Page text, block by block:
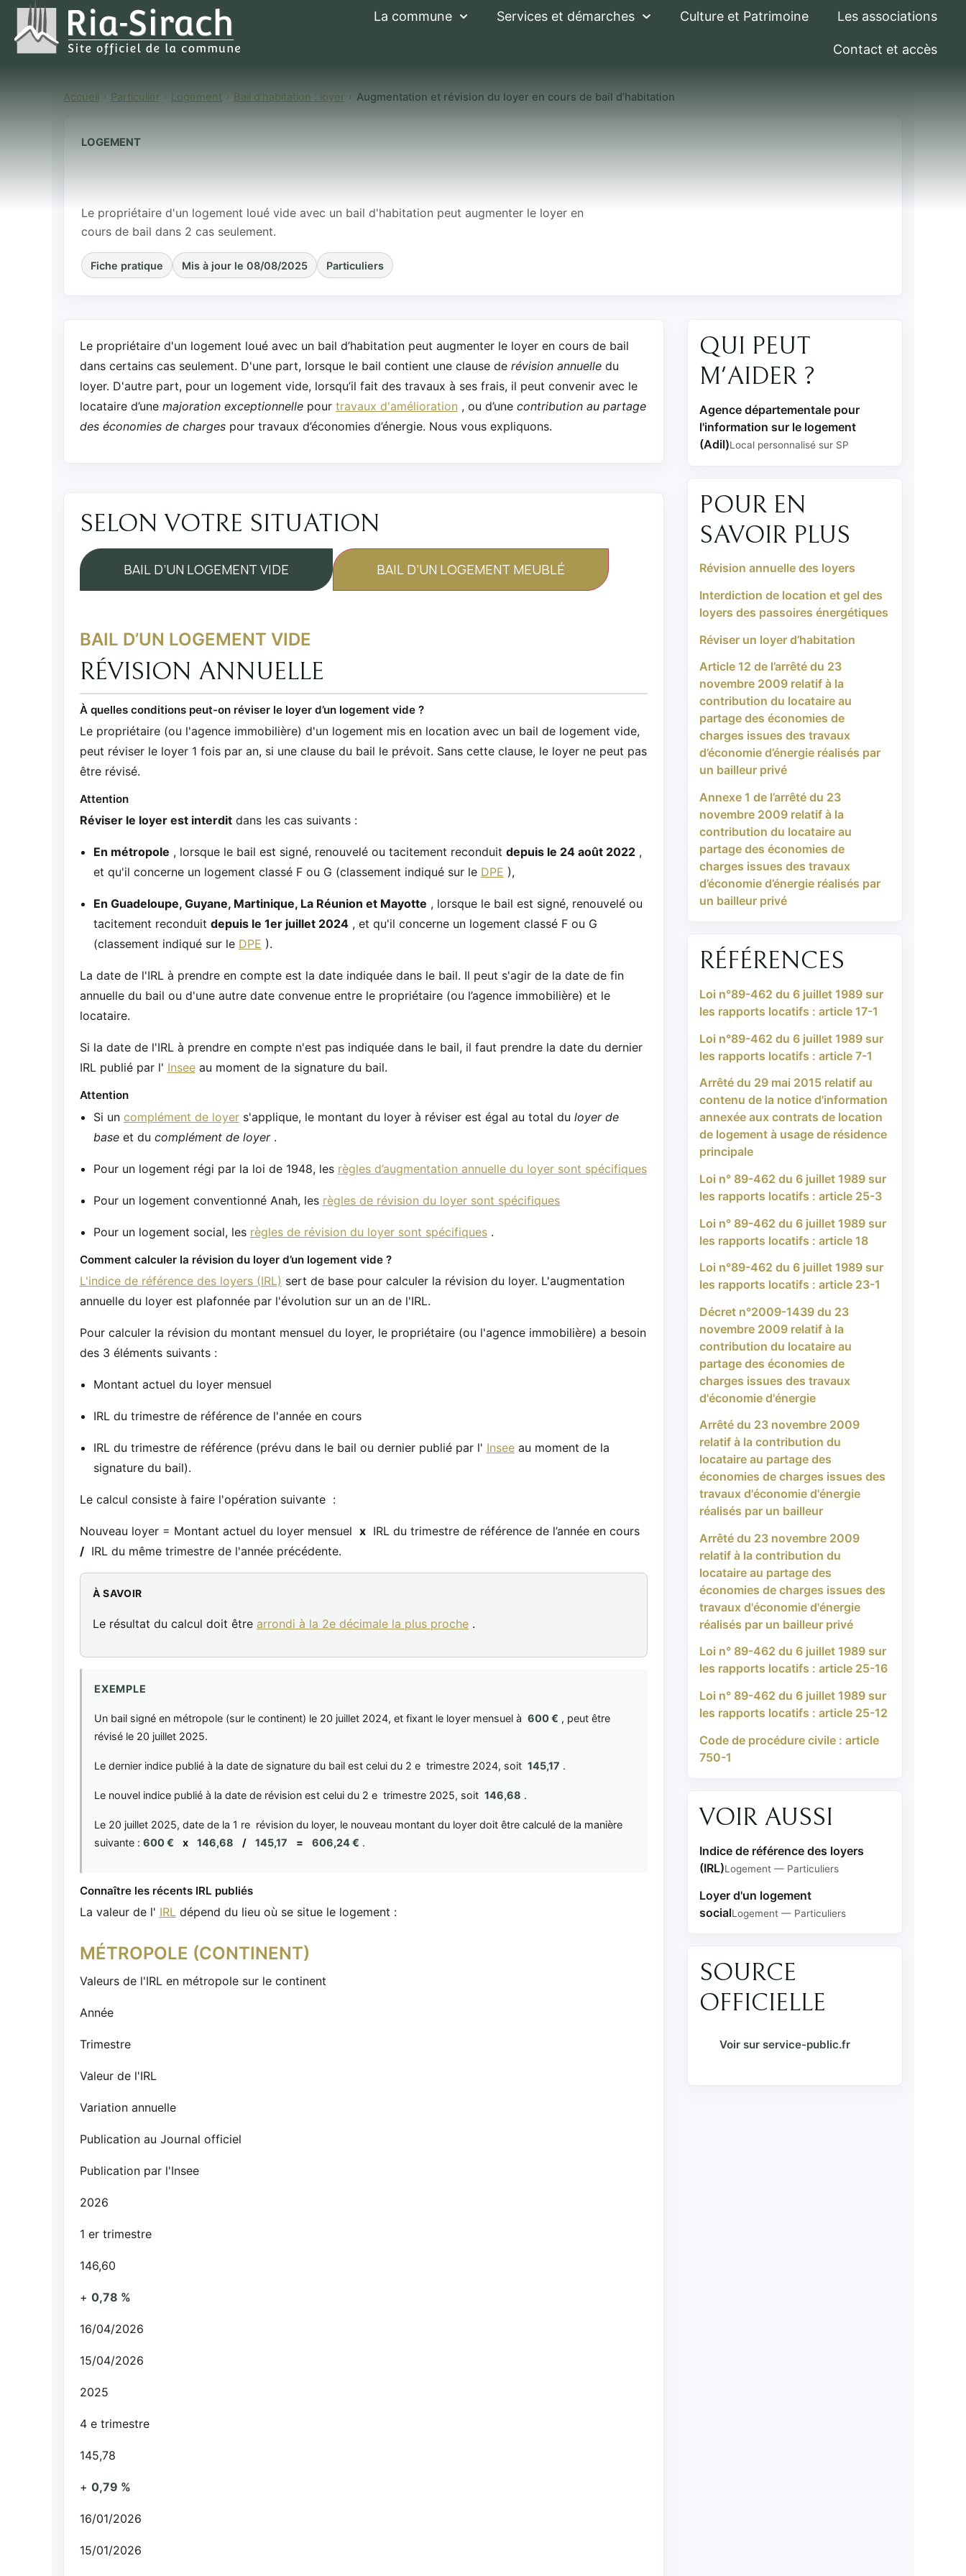
La commune Services et démarches Culture et Patrimoine Les associations
Contact et accès
Accueil Particulier Logement Bail d’habitation : loyer Augmentation et révision du loyer en cours de bail d’habitation
LOGEMENT
Augmentation et révision du loyer en cours de
bail d’habitation
Le propriétaire d'un logement loué vide avec un bail d'habitation peut augmenter le loyer en
cours de bail dans 2 cas seulement.
Fiche pratique Mis à jour le 08/08/2025 Particuliers
Le propriétaire d'un logement loué avec un bail d’habitation peut augmenter le loyer en cours de bail
dans certains cas seulement. D'une part, lorsque le bail contient une clause de révision annuelledu
loyer. D'autre part, pour un logement vide, lorsqu’il fait des travaux à ses frais, il peut convenir avec le
locataire d’une majoration exceptionnellepour travaux d'amélioration , ou d’une contribution au partage
des économies de chargespour travaux d’économies d’énergie. Nous vous expliquons.
SELON VOTRE SITUATION
BAIL D’UN LOGEMENT VIDE BAIL D’UN LOGEMENT MEUBLÉ
BAIL D’UN LOGEMENT VIDE
RÉVISION ANNUELLE
À quelles conditions peut-on réviser le loyer d’un logement vide ?
Le propriétaire (ou l'agence immobilière) d'un logement mis en location avec un bail de logement vide,
peut réviser le loyer 1 fois par an, si une clause du bail le prévoit. Sans cette clause, le loyer ne peut pas
être révisé.
Attention
Réviser le loyer est interditdans les cas suivants :
En métropole , lorsque le bail est signé, renouvelé ou tacitement reconduit depuis le 24 août 2022,
et qu'il concerne un logement classé F ou G (classement indiqué sur le DPE ),
En Guadeloupe, Guyane, Martinique, La Réunion et Mayotte , lorsque le bail est signé, renouvelé ou
tacitement reconduit depuis le 1er juillet 2024, et qu'il concerne un logement classé F ou G
(classement indiqué sur le DPE ).
La date de l'IRL à prendre en compte est la date indiquée dans le bail. Il peut s'agir de la date de fin
annuelle du bail ou d'une autre date convenue entre le propriétaire (ou l’agence immobilière) et le
locataire.
Si la date de l'IRL à prendre en compte n'est pas indiquée dans le bail, il faut prendre la date du dernier
IRL publié par l' Inseeau moment de la signature du bail.
Attention
Si un complément de loyers'applique, le montant du loyer à réviser est égal au total du loyer de
baseet du complément de loyer.
Pour un logement régi par la loi de 1948, les règles d’augmentation annuelle du loyer sont spécifiques
Pour un logement conventionné Anah, les règles de révision du loyer sont spécifiques
Pour un logement social, les règles de révision du loyer sont spécifiques.
Comment calculer la révision du loyer d’un logement vide ?
L'indice de référence des loyers (IRL) sert de base pour calculer la révision du loyer. L'augmentation
annuelle du loyer est plafonnée par l'évolution sur un an de l'IRL.
Pour calculer la révision du montant mensuel du loyer, le propriétaire (ou l'agence immobilière) a besoin
des 3 éléments suivants :
Montant actuel du loyer mensuel
IRL du trimestre de référence de l'année en cours
IRL du trimestre de référence (prévu dans le bail ou dernier publié par l' Inseeau moment de la
signature du bail).
Le calcul consiste à faire l'opération suivante :
Nouveau loyer = Montant actuel du loyer mensuel xIRL du trimestre de référence de l’année en cours
/IRL du même trimestre de l'année précédente.
À SAVOIR
Le résultat du calcul doit être arrondi à la 2e décimale la plus proche .
EXEMPLE
Un bail signé en métropole (sur le continent) le 20 juillet 2024, et fixant le loyer mensuel à600 € , peut être
révisé le 20 juillet 2025.
Le dernier indice publié à la date de signature du bail est celui du 2 e trimestre 2024, soit145,17 .
Le nouvel indice publié à la date de révision est celui du 2 e trimestre 2025, soit146,68 .
Le 20 juillet 2025, date de la 1 re révision du loyer, le nouveau montant du loyer doit être calculé de la manière
suivante :600 € x 146,68 / 145,17 = 606,24 € .
Connaître les récents IRL publiés
La valeur de l' IRLdépend du lieu où se situe le logement :
MÉTROPOLE (CONTINENT)
Valeurs de l'IRL en métropole sur le continent
Année
Trimestre
Valeur de l'IRL
Variation annuelle
Publication au Journal officiel
Publication par l'Insee
2026
1 er trimestre
146,60
+ 0,78 %
16/04/2026
15/04/2026
2025
4 e trimestre
145,78
+ 0,79 %
16/01/2026
15/01/2026
QUI PEUT
M'AIDER ?
Agence départementale pour
l'information sur le logement
(Adil)Local personnalisé sur SP
POUR EN
SAVOIR PLUS
Révision annuelle des loyers
Interdiction de location et gel des
loyers des passoires énergétiques
Réviser un loyer d’habitation
Article 12 de l’arrêté du 23
novembre 2009 relatif à la
contribution du locataire au
partage des économies de
charges issues des travaux
d’économie d’énergie réalisés par
un bailleur privé
Annexe 1 de l’arrêté du 23
novembre 2009 relatif à la
contribution du locataire au
partage des économies de
charges issues des travaux
d’économie d’énergie réalisés par
un bailleur privé
RÉFÉRENCES
Loi n°89-462 du 6 juillet 1989 sur
les rapports locatifs : article 17-1
Loi n°89-462 du 6 juillet 1989 sur
les rapports locatifs : article 7-1
Arrêté du 29 mai 2015 relatif au
contenu de la notice d'information
annexée aux contrats de location
de logement à usage de résidence
principale
Loi n° 89-462 du 6 juillet 1989 sur
les rapports locatifs : article 25-3
Loi n° 89-462 du 6 juillet 1989 sur
les rapports locatifs : article 18
Loi n°89-462 du 6 juillet 1989 sur
les rapports locatifs : article 23-1
Décret n°2009-1439 du 23
novembre 2009 relatif à la
contribution du locataire au
partage des économies de
charges issues des travaux
d'économie d'énergie
Arrêté du 23 novembre 2009
relatif à la contribution du
locataire au partage des
économies de charges issues des
travaux d'économie d'énergie
réalisés par un bailleur
Arrêté du 23 novembre 2009
relatif à la contribution du
locataire au partage des
économies de charges issues des
travaux d'économie d'énergie
réalisés par un bailleur privé
Loi n° 89-462 du 6 juillet 1989 sur
les rapports locatifs : article 25-16
Loi n° 89-462 du 6 juillet 1989 sur
les rapports locatifs : article 25-12
Code de procédure civile : article
750-1
VOIR AUSSI
Indice de référence des loyers
(IRL)Logement — Particuliers
Loyer d'un logement
socialLogement — Particuliers
SOURCE
OFFICIELLE
Voir sur service-public.fr